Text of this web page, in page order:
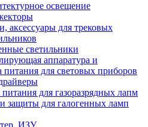
освещение
аксессуары для трековых
светильники
аппаратура и
питания для световых приборов
для газоразрядных лапм
защиты для галогенных ламп
ИЗУ